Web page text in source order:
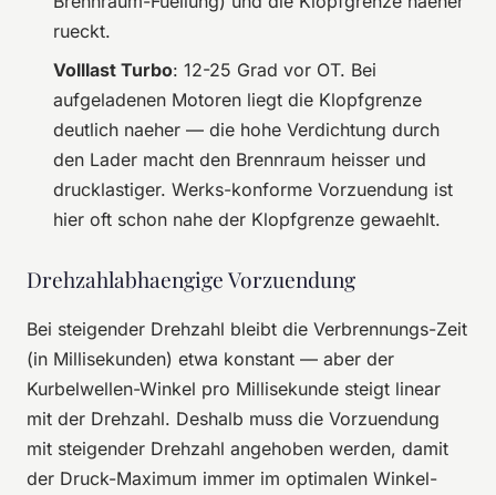
rueckt.
Volllast Turbo: 12-25 Grad vor OT. Bei
aufgeladenen Motoren liegt die Klopfgrenze
deutlich naeher — die hohe Verdichtung durch
den Lader macht den Brennraum heisser und
drucklastiger. Werks-konforme Vorzuendung ist
hier oft schon nahe der Klopfgrenze gewaehlt.
Drehzahlabhaengige Vorzuendung
Bei steigender Drehzahl bleibt die Verbrennungs-Zeit
(in Millisekunden) etwa konstant — aber der
Kurbelwellen-Winkel pro Millisekunde steigt linear
mit der Drehzahl. Deshalb muss die Vorzuendung
mit steigender Drehzahl angehoben werden, damit
der Druck-Maximum immer im optimalen Winkel-